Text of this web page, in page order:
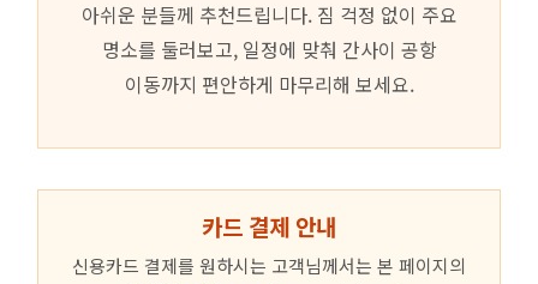
아쉬운 분들께 추천드립니다. 짐 걱정 없이 주요
명소를 둘러보고, 일정에 맞춰 간사이 공항
이동까지 편안하게 마무리해 보세요.
카드 결제 안내
신용카드 결제를 원하시는 고객님께서는 본 페이지의